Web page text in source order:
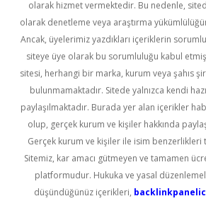
olarak hizmet vermektedir. Bu nedenle,
olarak denetleme veya araştırma
Ancak, üyelerimiz yazdıkları içeriklerin
siteye üye olarak bu sorumluluğu kabul
sitesi, herhangi bir marka, kurum veya şahıs
bulunmamaktadır. Sitede yalnızca kendi
paylaşılmaktadır. Burada yer alan içerikler
olup, gerçek kurum ve kişiler hakkında
Gerçek kurum ve kişiler ile isim
Sitemiz, kar amacı gütmeyen ve tamamen
platformudur. Hukuka ve yasal
düşündüğünüz içerikleri,